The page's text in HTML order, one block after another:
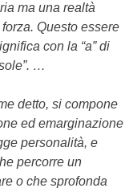
ma una realtà
Questo essere
con la “a” di
…
detto, si compone
ed emarginazione
personalità, e
percorre un
o che sprofonda